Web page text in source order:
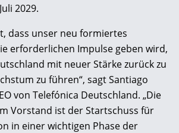
2029.
dass unser neu formiertes
erforderlichen Impulse geben wird,
mit neuer Stärke zurück zu
zu führen“, sagt Santiago
von Telefónica Deutschland. „Die
Vorstand ist der Startschuss für
in einer wichtigen Phase der